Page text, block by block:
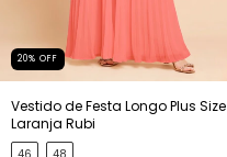
20% OFF
Vestido de Festa Longo Plus Size
Laranja Rubi